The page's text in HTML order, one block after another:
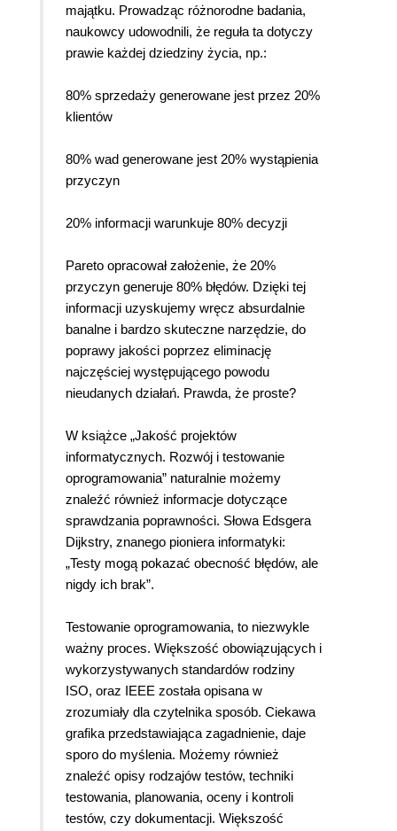
majątku. Prowadząc różnorodne badania,
naukowcy udowodnili, że reguła ta dotyczy
prawie każdej dziedziny życia, np.:
80% sprzedaży generowane jest przez 20%
klientów
80% wad generowane jest 20% wystąpienia
przyczyn
20% informacji warunkuje 80% decyzji
Pareto opracował założenie, że 20%
przyczyn generuje 80% błędów. Dzięki tej
informacji uzyskujemy wręcz absurdalnie
banalne i bardzo skuteczne narzędzie, do
poprawy jakości poprzez eliminację
najczęściej występującego powodu
nieudanych działań. Prawda, że proste?
W książce „Jakość projektów
informatycznych. Rozwój i testowanie
oprogramowania” naturalnie możemy
znaleźć również informacje dotyczące
sprawdzania poprawności. Słowa Edsgera
Dijkstry, znanego pioniera informatyki:
„Testy mogą pokazać obecność błędów, ale
nigdy ich brak”.
Testowanie oprogramowania, to niezwykle
ważny proces. Większość obowiązujących i
wykorzystywanych standardów rodziny
ISO, oraz IEEE została opisana w
zrozumiały dla czytelnika sposób. Ciekawa
grafika przedstawiająca zagadnienie, daje
sporo do myślenia. Możemy również
znaleźć opisy rodzajów testów, techniki
testowania, planowania, oceny i kontroli
testów, czy dokumentacji. Większość